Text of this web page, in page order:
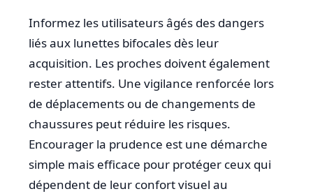
Informez les utilisateurs âgés des dangers
liés aux lunettes bifocales dès leur
acquisition. Les proches doivent également
rester attentifs. Une vigilance renforcée lors
de déplacements ou de changements de
chaussures peut réduire les risques.
Encourager la prudence est une démarche
simple mais efficace pour protéger ceux qui
dépendent de leur confort visuel au